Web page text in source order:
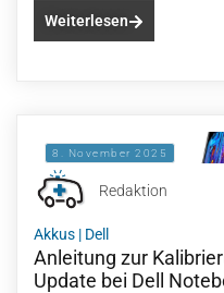
Weiterlesen
8. November 2025
Redaktion
Akkus | Dell
Anleitung zur
Update bei Dell